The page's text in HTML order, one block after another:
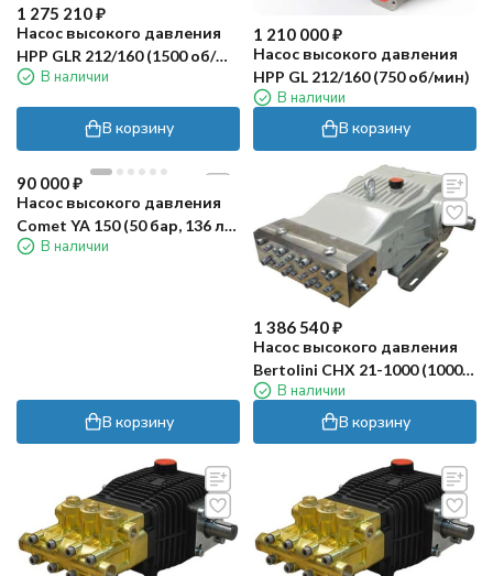
1 275 210₽
Насос высокого давления
HPP GLR 212/160 (1500 об/
мин)В наличии
В корзину
1 210 000₽
Насос высокого давления
HPP GL 212/160 (750 об/мин)
В наличии
В корзину
90 000₽
Насос высокого давления
Comet YA 150 (50 бар, 136 л/
мин)В наличии
В корзину
1 386 540₽
Насос высокого давления
Bertolini CHX 21-1000 (1000
об/мин)
В наличии
В корзину